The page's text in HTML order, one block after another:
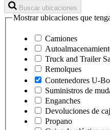
Buscar ubicaciones
Mostrar ubicaciones que
Camiones
Truck and Trailer
Remolques
Contenedores U-
Suministros de
Enganches
Devoluciones de
Propano